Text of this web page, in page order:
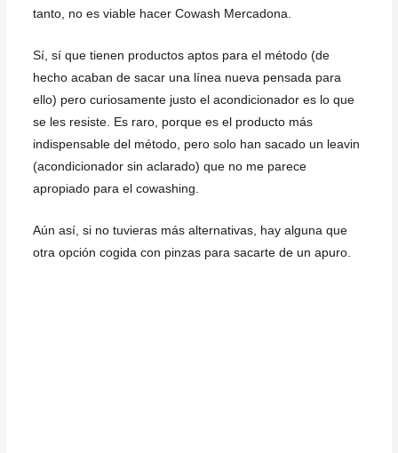
tanto, no es viable hacer Cowash Mercadona.
Sí, sí que tienen productos aptos para el método (de
hecho acaban de sacar una línea nueva pensada para
ello) pero curiosamente justo el acondicionador es lo que
se les resiste. Es raro, porque es el producto más
indispensable del método, pero solo han sacado un leavin
(acondicionador sin aclarado) que no me parece
apropiado para el cowashing.
Aún así, si no tuvieras más alternativas, hay alguna que
otra opción cogida con pinzas para sacarte de un apuro.